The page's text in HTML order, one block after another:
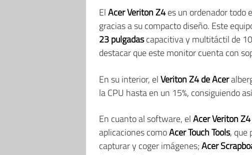
ElAcer Veriton Z4es un ordenador todo
gracias a su compacto diseño. Este
23 pulgadascapacitiva y multitáctil de
destacar que este monitor cuenta con
En su interior, elVeriton Z4de Acer
la CPU hasta en un 15%, consiguiendo
En cuanto al software, elAcer Veriton
aplicaciones comoAcer Touch Tools, que
capturar y coger imágenes;Acer